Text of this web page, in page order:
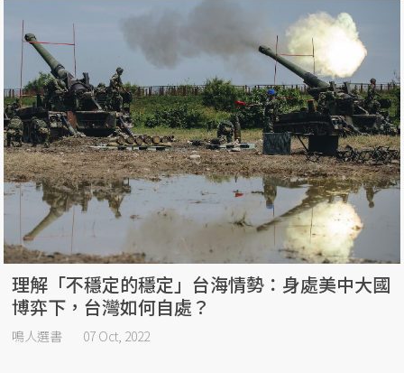
理解「不穩定的穩定」台海情勢：身處美中大國
博弈下，台灣如何自處？
鳴人選書 07 Oct, 2022